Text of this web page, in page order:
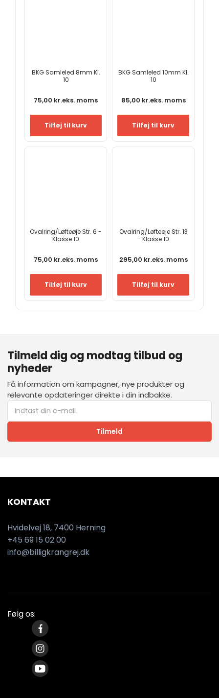
BKG Samleled 8mm Kl.
10
75,00 kr.eks. moms
Tilføj til kurv
BKG Samleled 10mm Kl.
10
85,00 kr.eks. moms
Tilføj til kurv
Ovalring/Løfteøje Str. 6 -
Klasse 10
75,00 kr.eks. moms
Tilføj til kurv
Ovalring/Løfteøje Str. 13
- Klasse 10
295,00 kr.eks. moms
Tilføj til kurv
Tilmeld dig og modtag tilbud og
nyheder
Få information om kampagner, nye produkter og
relevante opdateringer direkte i din indbakke.
Tilmeld
KONTAKT
Hvidelvej 18, 7400 Herning
+45 69 15 02 00
info@billigkrangrej.dk
Følg os: